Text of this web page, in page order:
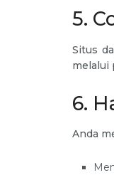
5.
Situs
melalui
6.
Anda